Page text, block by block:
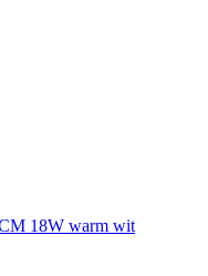
18W warm wit